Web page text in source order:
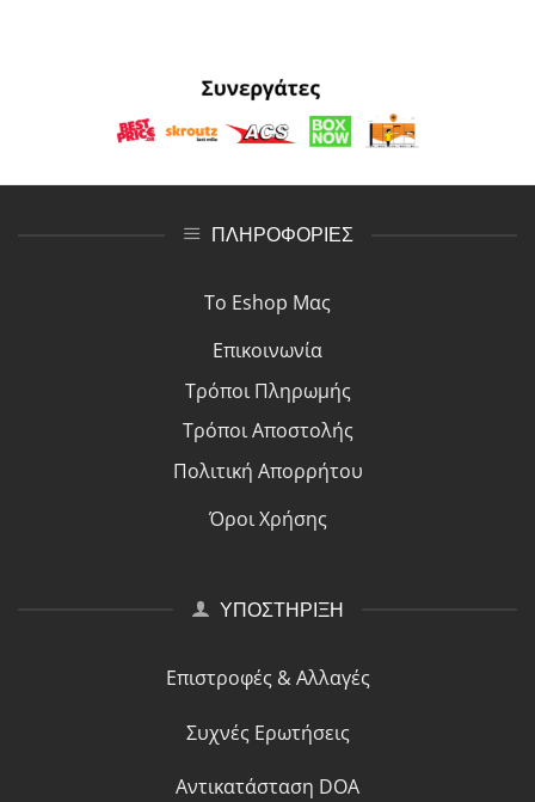
ΠΛΗΡΟΦΟΡΙΕΣ
Το Eshop Μας
Επικοινωνία
Τρόποι Πληρωμής
Τρόποι Αποστολής
Πολιτική Απορρήτου
Όροι Χρήσης
ΥΠΟΣΤΗΡΙΞΗ
Επιστροφές & Αλλαγές
Συχνές Ερωτήσεις
Αντικατάσταση DOA